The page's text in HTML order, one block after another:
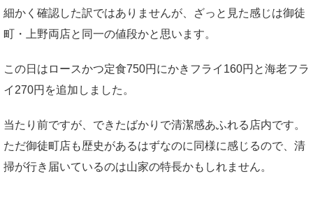
細かく確認した訳ではありませんが、ざっと見た感じは御徒
町・上野両店と同一の値段かと思います。
この日はロースかつ定食750円にかきフライ160円と海老フラ
イ270円を追加しました。
当たり前ですが、できたばかりで清潔感あふれる店内です。
ただ御徒町店も歴史があるはずなのに同様に感じるので、清
掃が行き届いているのは山家の特長かもしれません。